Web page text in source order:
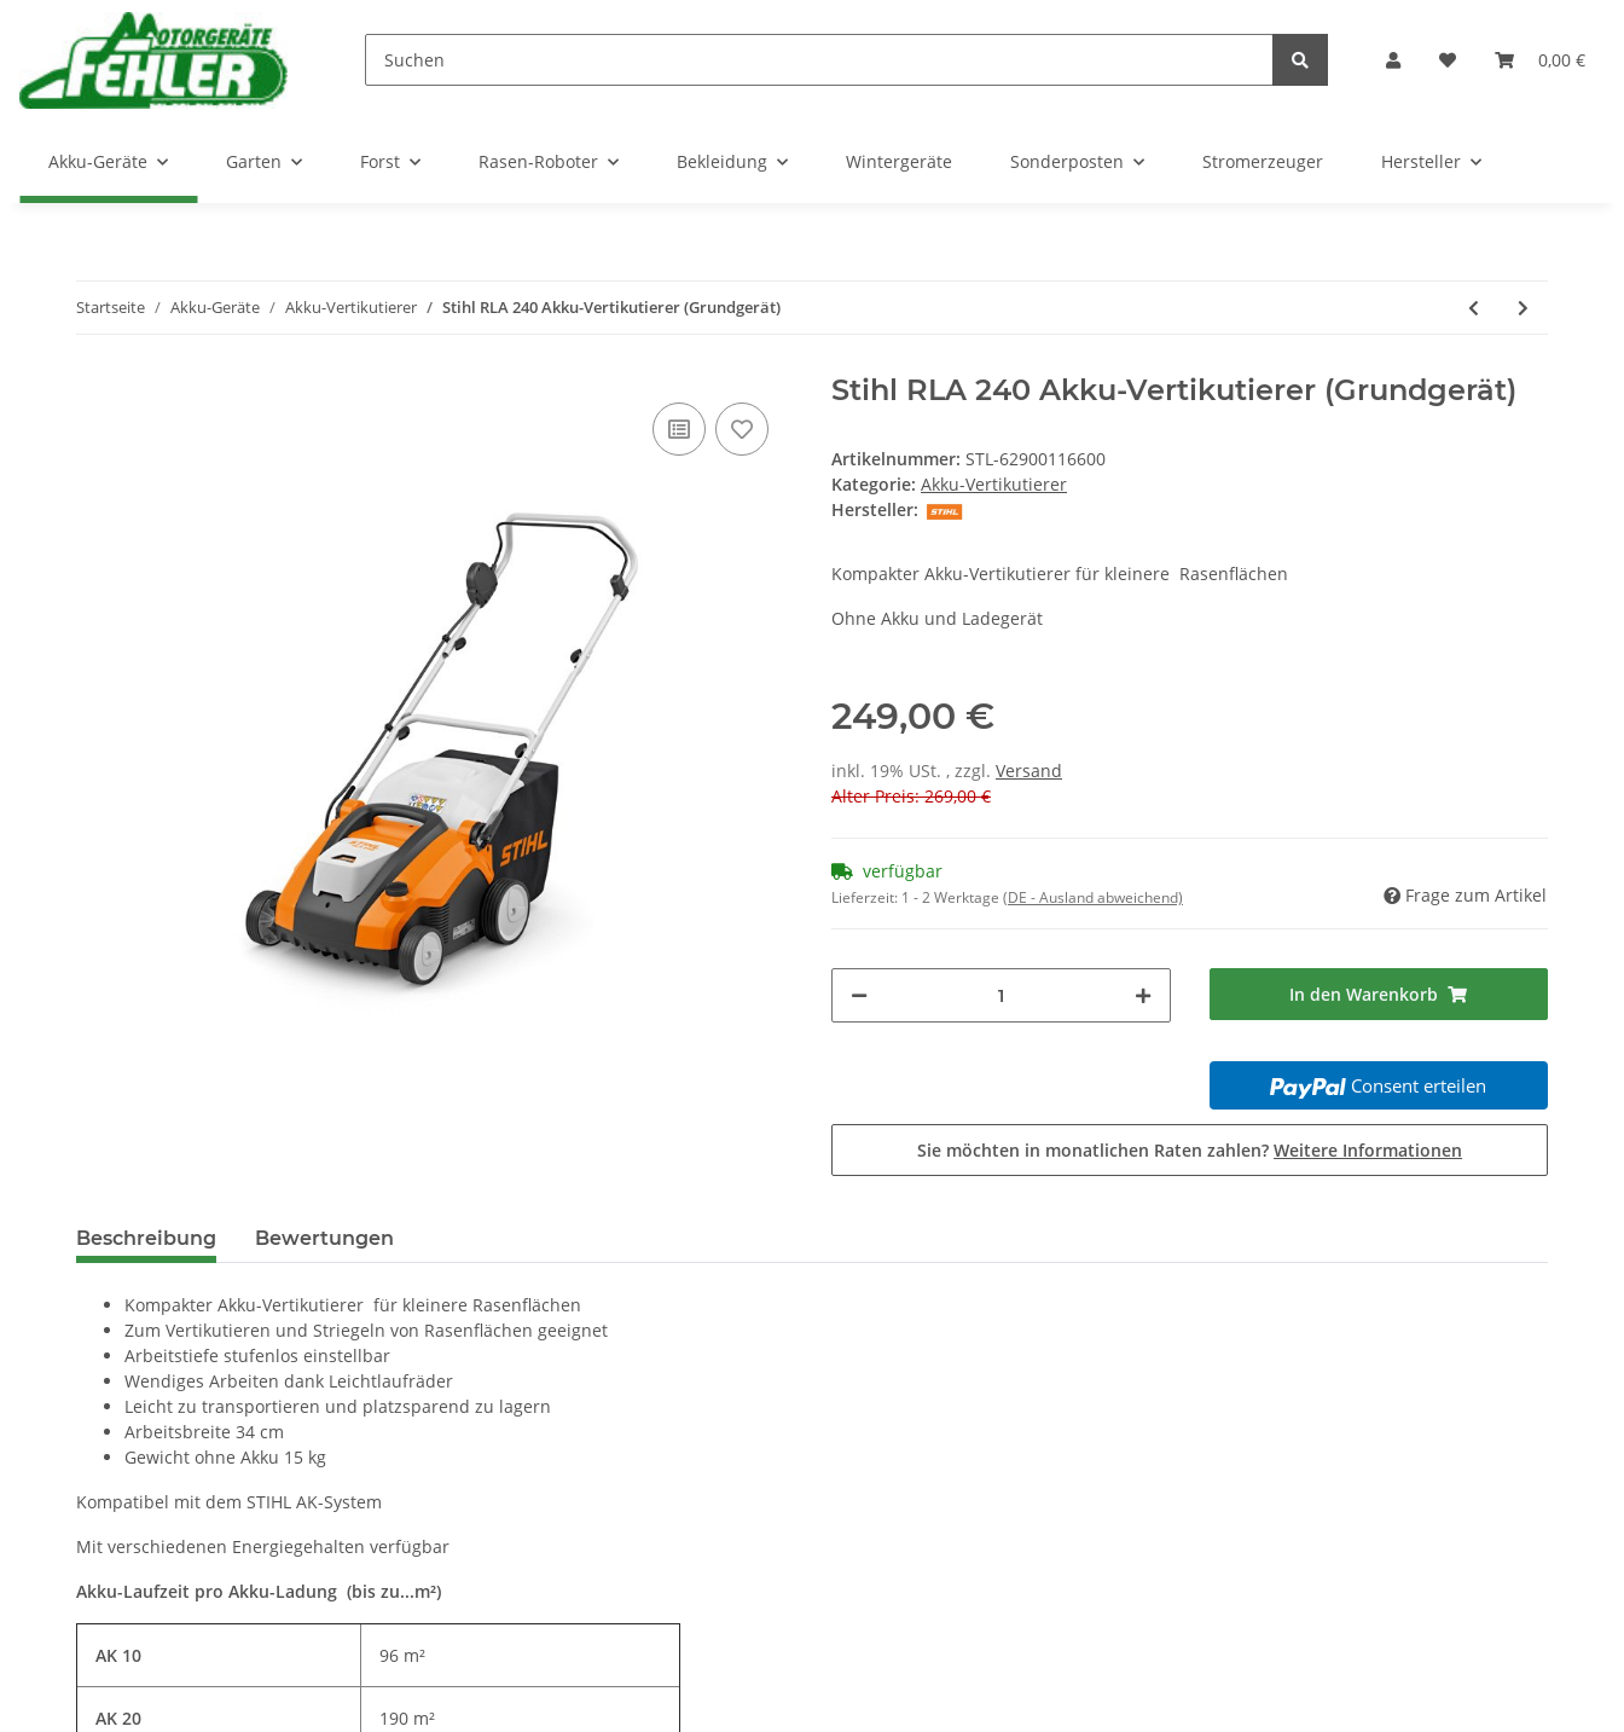
0,00 €
Akku-Geräte Garten Forst Rasen-Roboter Bekleidung Wintergeräte Sonderposten Stromerzeuger Hersteller
Startseite Akku-Geräte Akku-Vertikutierer Stihl RLA 240 Akku-Vertikutierer (Grundgerät)
Stihl RLA 240 Akku-Vertikutierer (Grundgerät)
Artikelnummer: STL-62900116600
Kategorie: Akku-Vertikutierer
Hersteller:
Kompakter Akku-Vertikutierer für kleinere Rasenflächen
Ohne Akku und Ladegerät
249,00 €
inkl. 19% USt. , zzgl. Versand
Alter Preis: 269,00 €
verfügbar
Lieferzeit: 1 - 2 Werktage (DE - Ausland abweichend) Frage zum Artikel
In den Warenkorb
Consent erteilen
Sie möchten in monatlichen Raten zahlen? Weitere Informationen
Beschreibung Bewertungen
Kompakter Akku-Vertikutierer für kleinere Rasenflächen
Zum Vertikutieren und Striegeln von Rasenflächen geeignet
Arbeitstiefe stufenlos einstellbar
Wendiges Arbeiten dank Leichtlaufräder
Leicht zu transportieren und platzsparend zu lagern
Arbeitsbreite 34 cm
Gewicht ohne Akku 15 kg
Kompatibel mit dem STIHL AK-System
Mit verschiedenen Energiegehalten verfügbar
Akku-Laufzeit pro Akku-Ladung (bis zu...m²)
AK 10 96 m²
AK 20 190 m²